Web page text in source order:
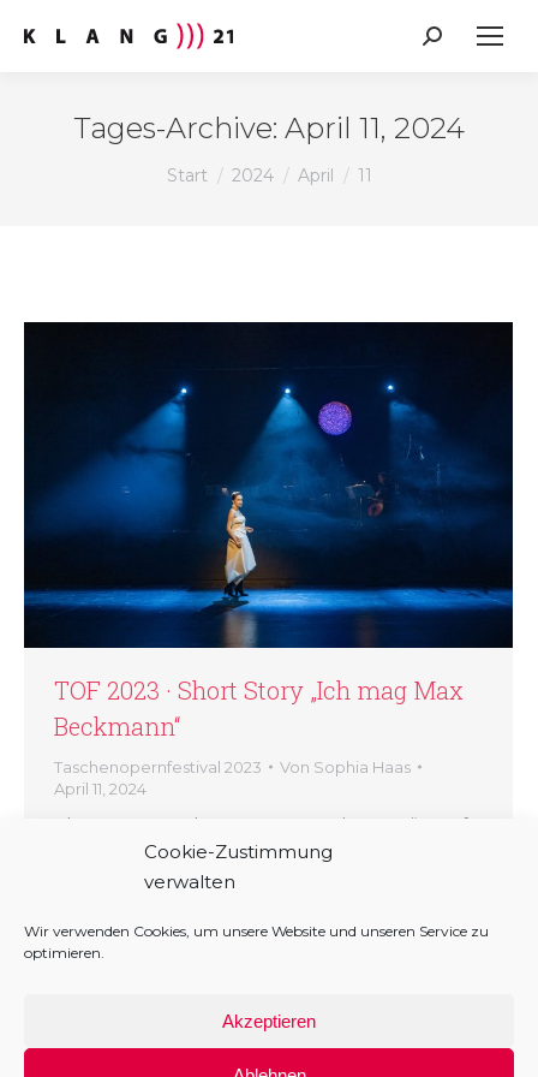
Cookie-Zustimmung
verwalten
Wir verwenden Cookies, um unsere Website und unseren Service zu
optimieren.
Akzeptieren
Search:
Tages-Archive: April 11, 2024
Sie befinden sich hier:
Start 2024 April 11
TOF 2023 · Short Story „Ich mag Max
Beckmann“
Taschenopernfestival 2023 Von Sophia Haas
April 11, 2024
Short Story „Ich mag Max Beckmann“ Fünf
neue Kurzopern in 152 Sekunden. Wer bin
ich, und wenn ja – welcher? Das
Forward Modus. Enjoy!